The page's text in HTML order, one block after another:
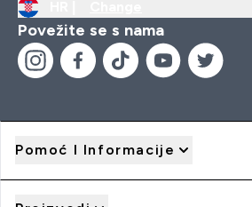
Povežite se s nama
Pomoć I Informacije